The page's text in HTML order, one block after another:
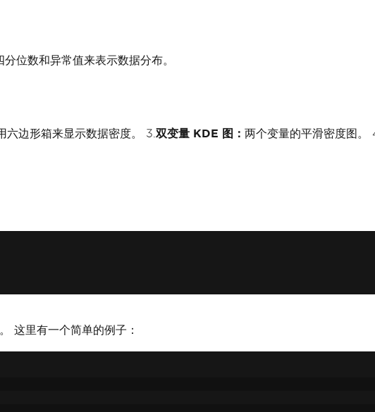
分位数和异常值来表示数据分布。
六边形箱来显示数据密度。 3. 双变量 KDE 图： 两个变量的平滑密度图。
这里有一个简单的例子：